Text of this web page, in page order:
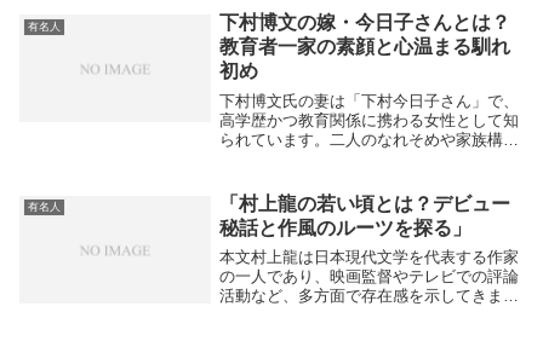
有名人
下村博文の嫁・今日子さんとは？
教育者一家の素顔と心温まる馴れ
初め
下村博文氏の妻は「下村今日子さん」で、
高学歴かつ教育関係に携わる女性として知
られています。二人のなれそめや家族構
word-is-love+2本文例下村博文さんの支え
とな...
有名人
「村上龍の若い頃とは？デビュー
秘話と作風のルーツを探る」
本文村上龍は日本現代文学を代表する作家
の一人であり、映画監督やテレビでの評論
活動など、多方面で存在感を示してきまし